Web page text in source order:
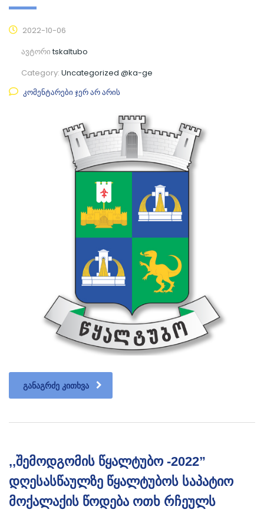
2022-10-06
ავტორიtskaltubo
Category: Uncategorized @ka-ge
კომენტარები ჯერ არ არის
ᲒᲐᲜᲐᲒᲠᲫᲔ ᲙᲘᲗᲮᲕᲐ
,,შემოდგომის წყალტუბო -2022”
დღესასწაულზე წყალტუბოს საპატიო
მოქალაქის წოდება ოთხ რჩეულს